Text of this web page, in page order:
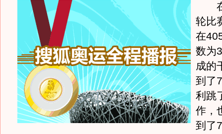
在
轮比
在
数为
成的
到了
利跳
作，
到了